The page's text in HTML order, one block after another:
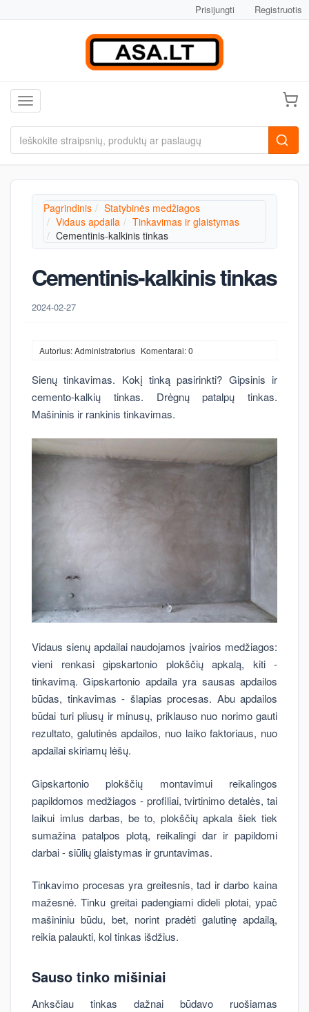
Prisijungti Registruotis
Toggle navigation
Pagrindinis
Statybinės medžiagos
Vidaus apdaila
Tinkavimas ir glaistymas
Cementinis-kalkinis tinkas
Cementinis-kalkinis tinkas
2024-02-27
Autorius: Administratorius Komentarai: 0
Sienų tinkavimas. Kokį tinką pasirinkti? Gipsinis ir
cemento-kalkių tinkas. Drėgnų patalpų tinkas.
Mašininis ir rankinis tinkavimas.
Vidaus sienų apdailai naudojamos įvairios medžiagos:
vieni renkasi gipskartonio plokščių apkalą, kiti -
tinkavimą. Gipskartonio apdaila yra sausas apdailos
būdas, tinkavimas - šlapias procesas. Abu apdailos
būdai turi pliusų ir minusų, priklauso nuo norimo gauti
rezultato, galutinės apdailos, nuo laiko faktoriaus, nuo
apdailai skiriamų lėšų.
Gipskartonio plokščių montavimui reikalingos
papildomos medžiagos - profiliai, tvirtinimo detalės, tai
laikui imlus darbas, be to, plokščių apkala šiek tiek
sumažina patalpos plotą, reikalingi dar ir papildomi
darbai - siūlių glaistymas ir gruntavimas.
Tinkavimo procesas yra greitesnis, tad ir darbo kaina
mažesnė. Tinku greitai padengiami dideli plotai, ypač
mašininiu būdu, bet, norint pradėti galutinę apdailą,
reikia palaukti, kol tinkas išdžius.
Sauso tinko mišiniai
Anksčiau tinkas dažnai būdavo ruošiamas